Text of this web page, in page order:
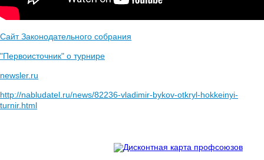
Сайт Законодательного собрания
"Первоисточник" о турнире
newsler.ru
http://nabludatel.ru/news/82236-vladimir-bykov-otkryl-hokkeinyi-
turnir.html